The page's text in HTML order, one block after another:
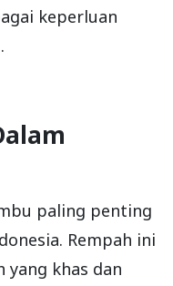
keperluan
paling penting
Rempah ini
yang khas dan